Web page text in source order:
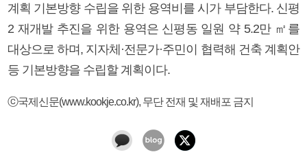
계획 기본방향 수립을 위한 용역비를 시가 부담한다. 신평
2 재개발 추진을 위한 용역은 신평동 일원 약 5.2만 ㎡를
대상으로 하며, 지자체·전문가·주민이 협력해 건축 계획안
등 기본방향을 수립할 계획이다.
ⓒ국제신문(www.kookje.co.kr), 무단 전재 및 재배포 금지